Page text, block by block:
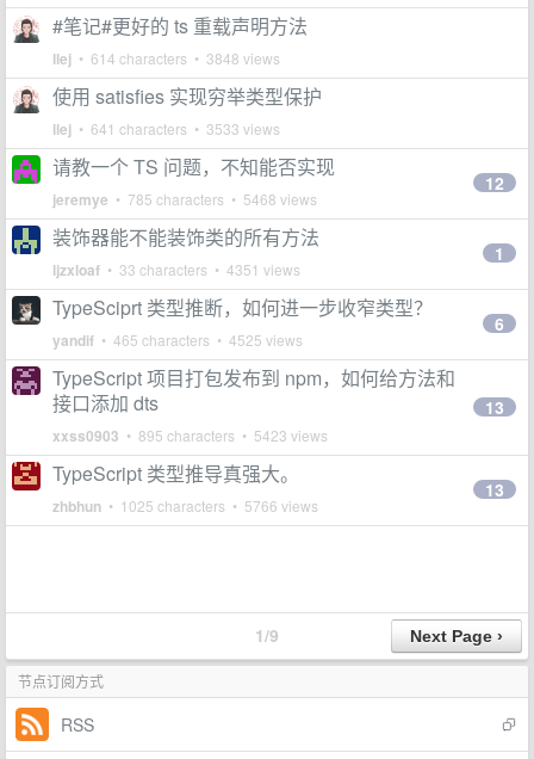
#笔记#更好的 ts 重载声明方法
llej • 614 characters • 3848 views
使用 satisfies 实现穷举类型保护
llej • 641 characters • 3533 views
请教一个 TS 问题，不知能否实现
jeremye • 785 characters • 5468 views
12
装饰器能不能装饰类的所有方法
ljzxloaf • 33 characters • 4351 views
1
TypeSciprt 类型推断，如何进一步收窄类型？
yandif • 465 characters • 4525 views
6
TypeScript 项目打包发布到 npm，如何给方法和
接口添加 dts
xxss0903 • 895 characters • 5423 views
13
TypeScript 类型推导真强大。
zhbhun • 1025 characters • 5766 views
13
1/9
节点订阅方式
RSS